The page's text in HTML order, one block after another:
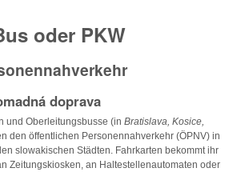
oder PKW
doprava
und Oberleitungsbusse (in Bratislava, Kosice,
den öffentlichen Personennahverkehr (ÖPNV) in
slowakischen Städten. Fahrkarten bekommt ihr
Zeitungskiosken, an Haltestellenautomaten oder